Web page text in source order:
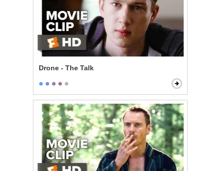
Drone - The Talk